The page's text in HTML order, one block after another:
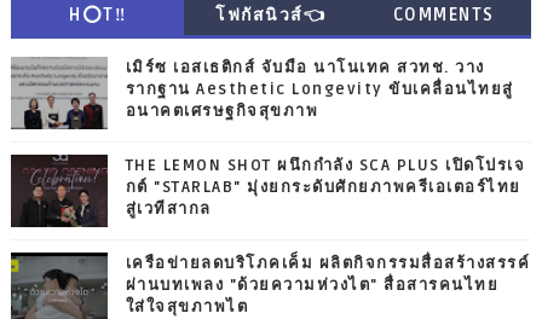
H⭕T‼ โฟกัสนิวส์👈 COMMENTS
เมิร์ซ เอสเธติกส์ จับมือ นาโนเทค สวทช. วาง
รากฐาน Aesthetic Longevity ขับเคลื่อนไทยสู่
อนาคตเศรษฐกิจสุขภาพ
THE LEMON SHOT ผนึกกำลัง SCA PLUS เปิดโปรเจ
กต์ "STARLAB" มุ่งยกระดับศักยภาพครีเอเตอร์ไทย
สู่เวทีสากล
เครือข่ายลดบริโภคเค็ม ผลิตกิจกรรมสื่อสร้างสรรค์
ผ่านบทเพลง "ด้วยความห่วงไต" สื่อสารคนไทย
ใส่ใจสุขภาพไต